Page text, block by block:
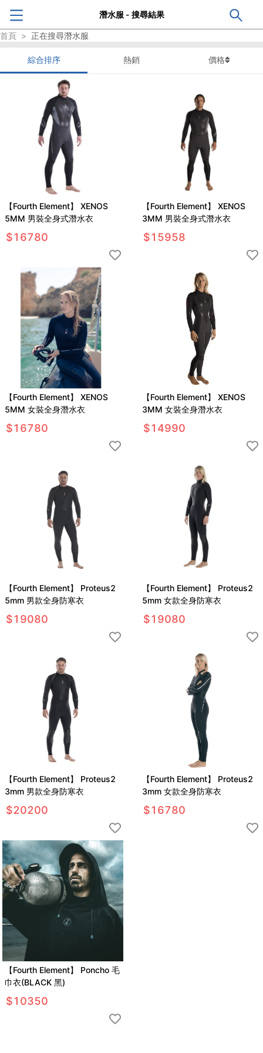
潛水服 - 搜尋結果
首頁 > 正在搜尋潛水服
綜合排序 熱銷 價格
【Fourth Element】 XENOS
5MM 男裝全身式潛水衣
$16780
【Fourth Element】 XENOS
3MM 男裝全身式潛水衣
$15958
【Fourth Element】 XENOS
5MM 女裝全身潛水衣
$16780
【Fourth Element】 XENOS
3MM 女裝全身潛水衣
$14990
【Fourth Element】 Proteus2
5mm 男款全身防寒衣
$19080
【Fourth Element】 Proteus2
5mm 女款全身防寒衣
$19080
【Fourth Element】 Proteus2
3mm 男款全身防寒衣
$20200
【Fourth Element】 Proteus2
3mm 女款全身防寒衣
$16780
【Fourth Element】 Poncho 毛
巾衣(BLACK 黑)
$10350